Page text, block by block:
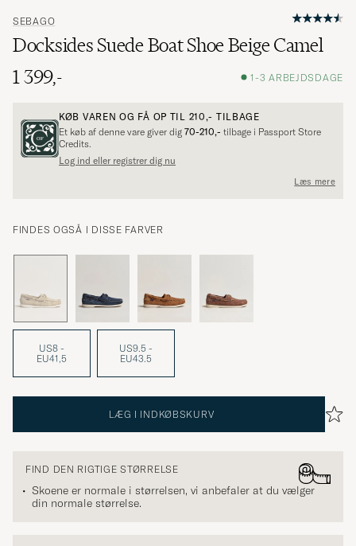
SEBAGO
Docksides Suede Boat Shoe Beige Camel
1 399,-
1-3 ARBEJDSDAGE
KØB VAREN OG FÅ OP TIL 210,- TILBAGE
Et køb af denne vare giver dig 70-210,- tilbage i Passport Store
Credits.
Log ind eller registrer dig nu
Læs mere
FINDES OGSÅ I DISSE FARVER
US8 -
EU41,5
US9.5 -
EU43.5
LÆG I INDKØBSKURV
FIND DEN RIGTIGE STØRRELSE
Skoene er normale i størrelsen, vi anbefaler at du vælger
din normale størrelse.